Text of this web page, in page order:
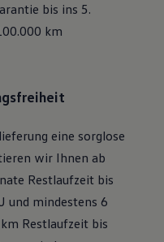
und Shop
verbinden
bis ins 5.
km
eine sorglose
wir Ihnen ab
Restlaufzeit bis
und mindestens 6
Restlaufzeit bis